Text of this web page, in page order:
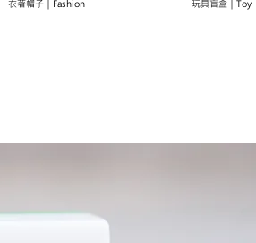
衣著帽子｜Fashion 玩具盲盒｜Toy